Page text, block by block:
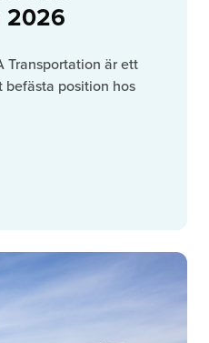
2026
Transportation är ett
position hos